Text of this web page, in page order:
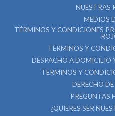
NUESTRAS
MEDIOS
TÉRMINOS Y CONDICIONES
TÉRMINOS Y
DESPACHO A DOMICILIO
TÉRMINOS Y
DERECHO
PREGUNTAS
¿QUIERES SER